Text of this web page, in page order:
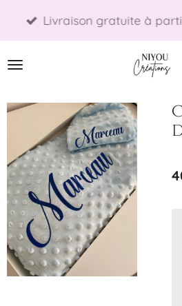
Passer
principal
Livraison gratuite à